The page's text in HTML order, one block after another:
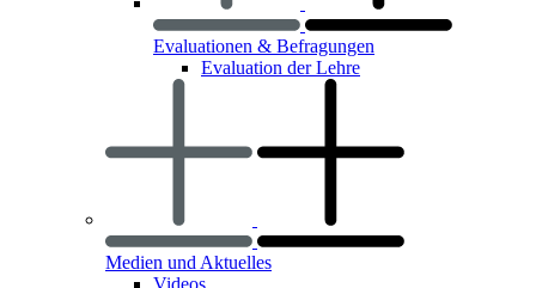
Evaluationen & Befragungen
Evaluation der Lehre
Medien und Aktuelles
Videos